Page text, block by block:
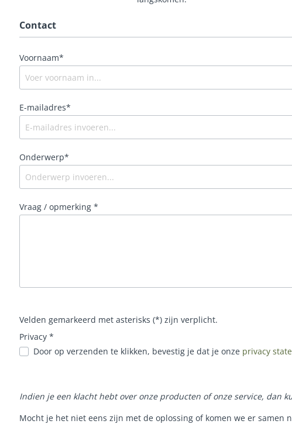
Contact
Voornaam*
E-mailadres*
Onderwerp*
Vraag / opmerking *
Velden gemarkeerd met asterisks (*) zijn verplicht.
Privacy *
Door op verzenden te klikken, bevestig je dat je onze privacy
Indien je een klacht hebt over onze producten of onze service, dan
Mocht je het niet eens zijn met de oplossing of komen we er samen